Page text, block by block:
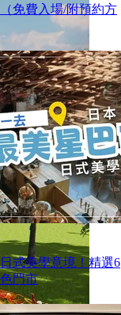
免費入場/附預約方
式美學意境！精選6
門市